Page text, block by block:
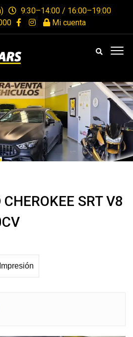
9:30–14:00 / 16:00–19:00
Mi cuenta
SRT V8
Impresión